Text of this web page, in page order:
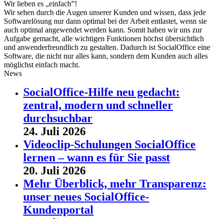
Wir lieben es „einfach”!
Wir sehen durch die Augen unserer Kunden und wissen, dass jede
Softwarelösung nur dann optimal bei der Arbeit entlastet, wenn sie
auch optimal angewendet werden kann. Somit haben wir uns zur
Aufgabe gemacht, alle wichtigen Funktionen höchst übersichtlich
und anwenderfreundlich zu gestalten. Dadurch ist SocialOffice eine
Software, die nicht nur alles kann, sondern dem Kunden auch alles
möglichst einfach macht.
News
SocialOffice-Hilfe neu gedacht:
zentral, modern und schneller
durchsuchbar
24. Juli 2026
Videoclip-Schulungen SocialOffice
lernen – wann es für Sie passt
20. Juli 2026
Mehr Überblick, mehr Transparenz:
unser neues SocialOffice-
Kundenportal